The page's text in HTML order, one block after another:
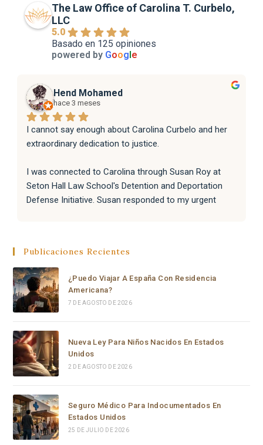
The Law Office of Carolina T. Curbelo,
LLC
5.0
Basado en 125 opiniones
powered by Google
Hend Mohamed
hace 3 meses
I cannot say enough about Carolina Curbelo and her
extraordinary dedication to justice.
I was connected to Carolina through Susan Roy at
Seton Hall Law School's Detention and Deportation
Defense Initiative. Susan responded to my urgent
From the moment Carolina took the case, she moved
with a level of speed, professionalism, and dedication
that I have never seen before. Within hours she had
reviewed everything, filed a complete emergency
signed emergency court order from a Chief Federal
Judge — all in the same day, or to be honest, in a few
hours.
Carolina is not just a brilliant and highly experienced
immigration attorney — she is someone who truly
cares. She fought with everything she had, went all the
way to the top, and delivered results that most people
Publicaciones Recientes
¿Puedo Viajar A España Con Residencia
Americana?
7 DE AGOSTO DE 2026
Nueva Ley Para Niños Nacidos En Estados
Unidos
2 DE AGOSTO DE 2026
Seguro Médico Para Indocumentados En
Estados Unidos
25 DE JULIO DE 2026